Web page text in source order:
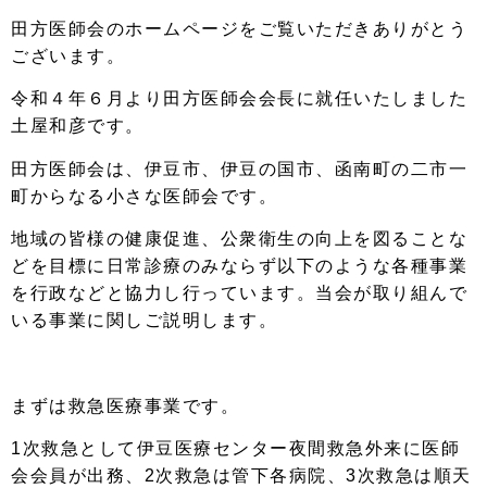
田方医師会のホームページをご覧いただきありがとう
ございます。
令和４年６月より田方医師会会長に就任いたしました
土屋和彦です。
田方医師会は、伊豆市、伊豆の国市、函南町の二市一
町からなる小さな医師会です。
地域の皆様の健康促進、公衆衛生の向上を図ることな
どを目標に日常診療のみならず以下のような各種事業
を行政などと協力し行っています。当会が取り組んで
いる事業に関しご説明します。
まずは救急医療事業です。
1次救急として伊豆医療センター夜間救急外来に医師
会会員が出務、2次救急は管下各病院、3次救急は順天